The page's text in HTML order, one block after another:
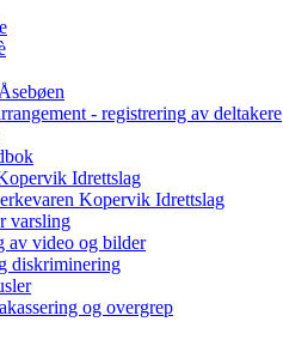
- registrering av deltakere
Idrettslag
Kopervik Idrettslag
varsling
av video og bilder
diskriminering
og overgrep